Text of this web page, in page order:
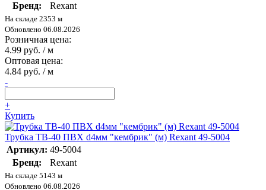
Бренд:
Rexant
На складе 2353 м
Обновлено 06.08.2026
Розничная цена:
4.99 руб. / м
Оптовая цена:
4.84 руб. / м
-
+
Купить
Трубка ТВ-40 ПВХ d4мм "кембрик" (м) Rexant 49-5004
Артикул: 49-5004
Бренд:
Rexant
На складе 5143 м
Обновлено 06.08.2026